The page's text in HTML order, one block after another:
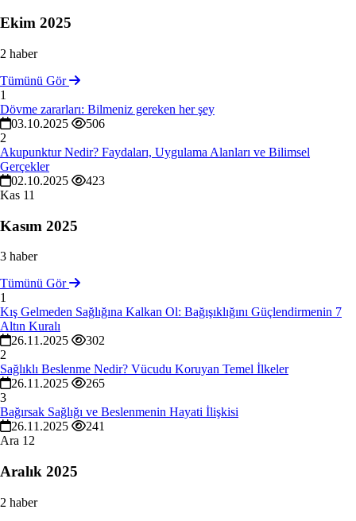
Ekim 2025
2 haber
Tümünü Gör
1
Dövme zararları: Bilmeniz gereken her şey
03.10.2025
506
2
Akupunktur Nedir? Faydaları, Uygulama Alanları ve Bilimsel
Gerçekler
02.10.2025
423
Kas 11
Kasım 2025
3 haber
Tümünü Gör
1
Kış Gelmeden Sağlığına Kalkan Ol: Bağışıklığını Güçlendirmenin 7
Altın Kuralı
26.11.2025
302
2
Sağlıklı Beslenme Nedir? Vücudu Koruyan Temel İlkeler
26.11.2025
265
3
Bağırsak Sağlığı ve Beslenmenin Hayati İlişkisi
26.11.2025
241
Ara 12
Aralık 2025
2 haber